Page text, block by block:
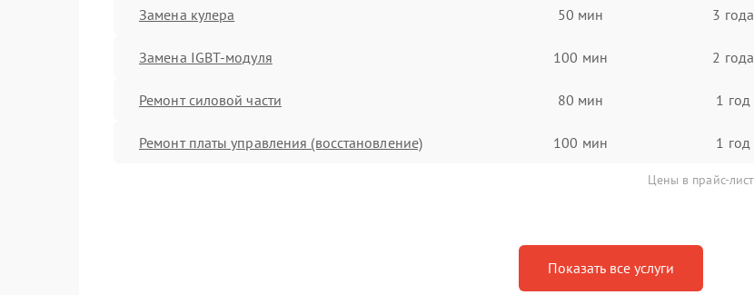
Замена кулера 50 мин 3 года
Замена IGBT-модуля 100 мин 2 года
Ремонт силовой части 80 мин 1 год
Ремонт платы управления (восстановление) 100 мин 1 год
Цены в прайс-
Показать все услуги